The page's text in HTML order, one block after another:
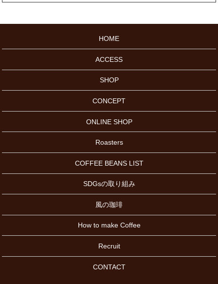
HOME
ACCESS
SHOP
CONCEPT
ONLINE SHOP
Roasters
COFFEE BEANS LIST
SDGsの取り組み
風の珈琲
How to make Coffee
Recruit
CONTACT